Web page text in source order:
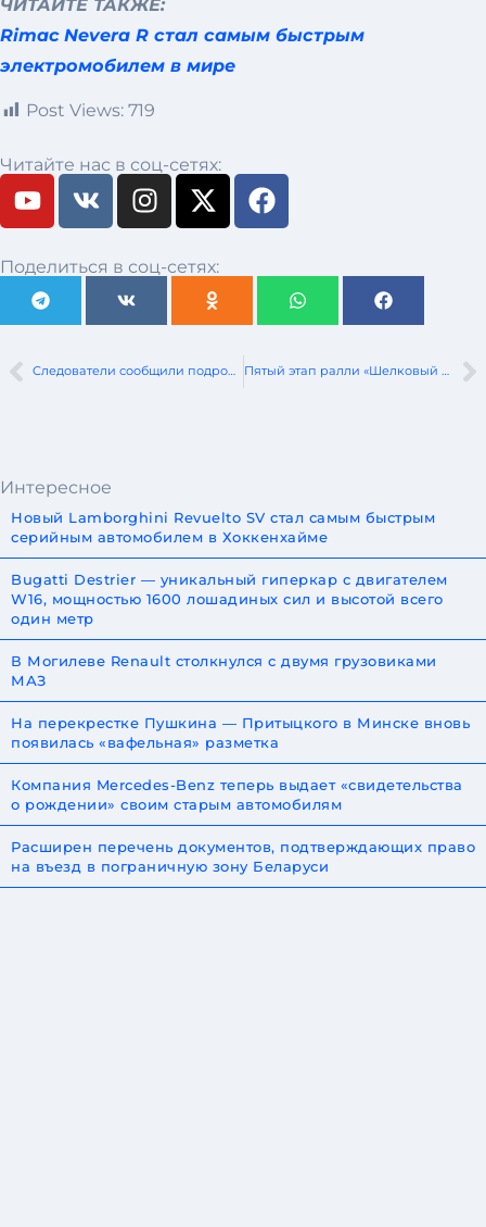
ЧИТАЙТЕ ТАКЖЕ:
Rimac Nevera R стал самым быстрым
электромобилем в мире
Post Views: 719
Читайте нас в соц-сетях:
Поделиться в соц-сетях:
Cледователи сообщили подробности ДТП, в котором под колесами грузовика погиб 12-летний велосипедист Пятый этап ралли «Шелковый путь»: рывок в Монголию
Интересное
Новый Lamborghini Revuelto SV стал самым быстрым
серийным автомобилем в Хоккенхайме
Bugatti Destrier — уникальный гиперкар с двигателем
W16, мощностью 1600 лошадиных сил и высотой всего
один метр
В Могилеве Renault столкнулся с двумя грузовиками
МАЗ
На перекрестке Пушкина — Притыцкого в Минске вновь
появилась «вафельная» разметка
Компания Mercedes-Benz теперь выдает «свидетельства
о рождении» своим старым автомобилям
Расширен перечень документов, подтверждающих право
на въезд в пограничную зону Беларуси